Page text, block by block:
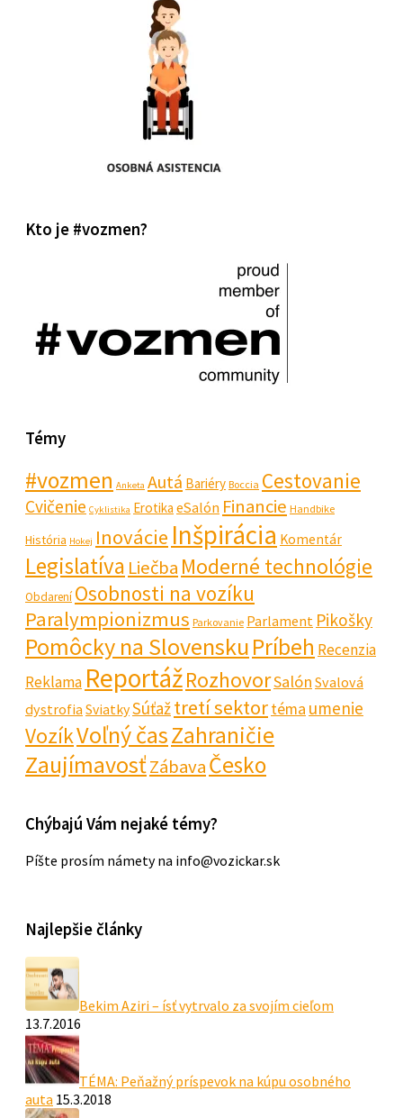
Kto je #vozmen?
Témy
#vozmen Anketa Autá Bariéry Boccia Cestovanie
Cvičenie Cyklistika Erotika eSalón Financie Handbike
História Hokej Inovácie Inšpirácia Komentár
Legislatíva Liečba Moderné technológie
Obdarení Osobnosti na vozíku
Paralympionizmus Parkovanie Parlament Pikošky
Pomôcky na SlovenskuPríbeh Recenzia
Reklama ReportážRozhovorSalón Svalová
dystrofiaSviatkySúťažtretí sektortéma umenie
VozíkVoľný časZahraničie
ZaujímavosťZábavaČesko
Chýbajú Vám nejaké témy?
Píšte prosím námety na info@vozickar.sk
Najlepšie články
Bekim Aziri – ísť vytrvalo za svojím cieľom
13.7.2016
TÉMA: Peňažný príspevok na kúpu osobného
auta 15.3.2018